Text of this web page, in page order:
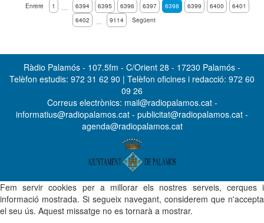
Enrere 1 … 6394 6395 6396 6397 6398 6399 6400
6401
6402
… 9114 Següent
Ràdio Palamós - 107.5fm - C/Orient 28 - 17230 Palamós -
Telèfon estudis: 972 31 62 90 | Telèfon oficines i redacció: 972 60
09 26
Correus electrònics: mail@radiopalamos.cat -
informatius@radiopalamos.cat - publicitat@radiopalamos.cat -
agenda@radiopalamos.cat
Fem servir cookies per a millorar els nostres serveis, cerques i
informació mostrada. Si segueix navegant, considerem que n'accepta
el seu ús. Aquest missatge no es tornarà a mostrar.